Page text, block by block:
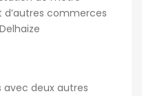
d’autres commerces
deux autres